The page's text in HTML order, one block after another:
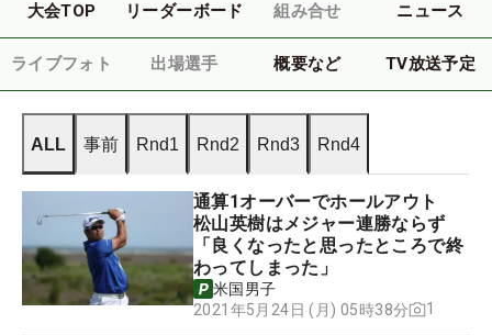
大会TOP リーダーボード 組み合せ ニュース
ライブフォト 出場選手 概要など TV放送予定
ALL 事前 Rnd1 Rnd2 Rnd3 Rnd4
通算1オーバーでホールアウト
松山英樹はメジャー連勝ならず
「良くなったと思ったところで終
わってしまった」
米国男子
2021年5月24日 (月) 05時38分
1